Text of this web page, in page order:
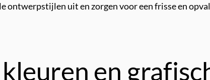
uit en zorgen voor een frisse en
en